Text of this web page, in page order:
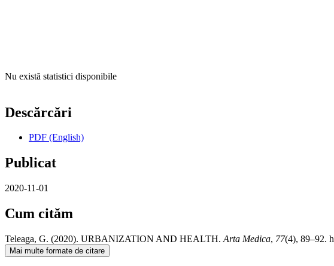
Nu există statistici disponibile
Descărcări
PDF (English)
Publicat
2020-11-01
Cum cităm
Teleaga, G. (2020). URBANIZATION AND HEALTH. Arta Medica, 77(4), 89–92.
Mai multe formate de citare